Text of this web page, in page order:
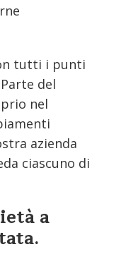
tutti i punti
del
nel
azienda
ciascuno di
a